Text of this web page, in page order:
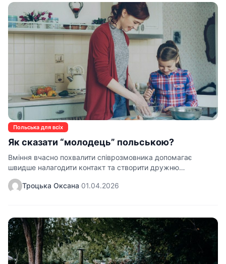
Польська для всіх
Як сказати “молодець” польською?
Вміння вчасно похвалити співрозмовника допомагає
швидше налагодити контакт та створити дружню
атмосферу під час розмови. Багато…
Троцька Оксана·01.04.2026